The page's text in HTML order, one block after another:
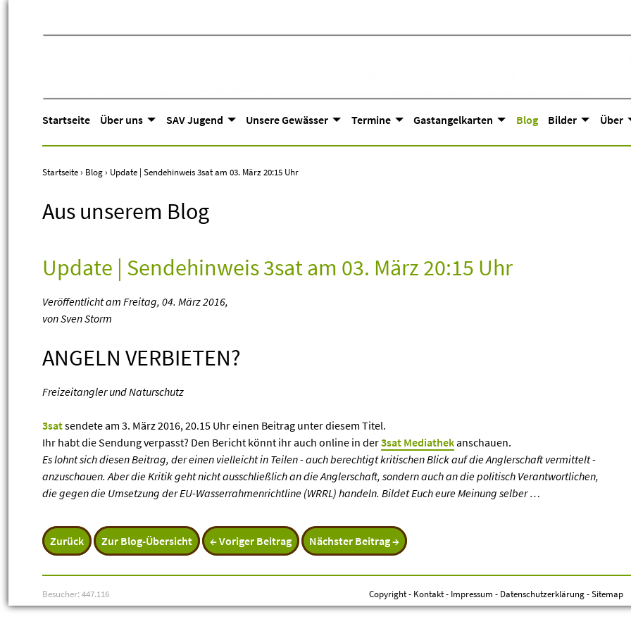
Startseite Über uns SAV Jugend Unsere Gewässer Termine Gastangelkarten Blog Bilder Über
Startseite› Blog› Update | Sendehinweis 3sat am 03. März 20:15 Uhr
Aus unserem Blog
Update | Sendehinweis 3sat am 03. März 20:15 Uhr
Veröffentlicht am Freitag, 04. März 2016,
von Sven Storm
ANGELN VERBIETEN?
Freizeitangler und Naturschutz
3satsendete am 3. März 2016, 20.15 Uhr einen Beitrag unter diesem Titel.
Ihr habt die Sendung verpasst? Den Bericht könnt ihr auch online in der3sat Mediathekanschauen.
Es lohnt sich diesen Beitrag, der einen vielleicht in Teilen - auch berechtigt kritischen Blick auf die Anglerschaft vermittelt -
anzuschauen. Aber die Kritik geht nicht ausschließlich an die Anglerschaft, sondern auch an die politisch Verantwortlichen,
die gegen die Umsetzung der EU-Wasserrahmenrichtline (WRRL) handeln. Bildet Euch eure Meinung selber …
Zurück Zur Blog-Übersicht ← Voriger Beitrag Nächster Beitrag →
Besucher: 447.116 Copyright- Kontakt- Impressum - Datenschutzerklärung-Sitemap